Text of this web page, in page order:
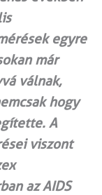
egyre
már
válnak,
hogy
A
viszont
az AIDS